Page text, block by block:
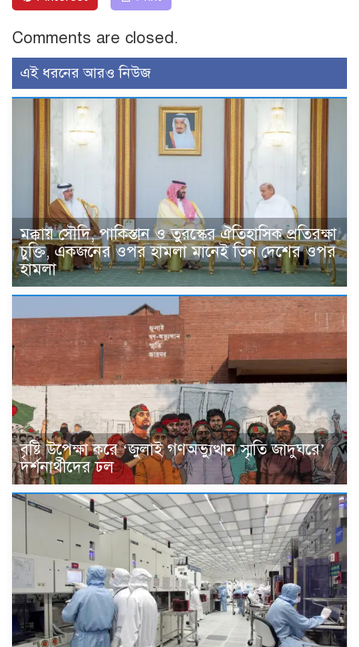
Comments are closed.
এই ধরনের আরও নিউজ
মক্কায় সৌদি, পাকিস্তান ও তুরস্কের ঐতিহাসিক প্রতিরক্ষা
চুক্তি, একজনের ওপর হামলা মানেই তিন দেশের ওপর
হামলা
বৃষ্টি উপেক্ষা করে ‘জুলাই গণঅভ্যুত্থান স্মৃতি জাদুঘরে’
দর্শনার্থীদের ঢল